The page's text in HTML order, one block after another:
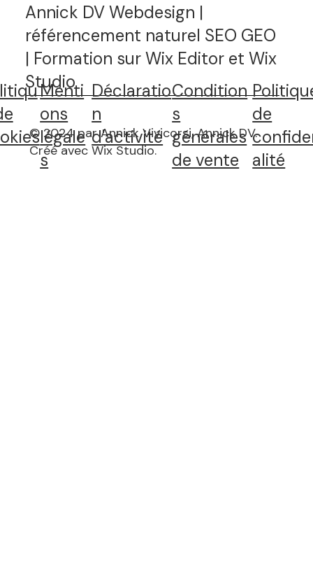
Annick DV Webdesign |
référencement naturel SEO GEO
| Formation sur Wix Editor et Wix
Studio
Menti
ons
légale
s
Déclaratio
n
d'activité
de
alité
Condition
s
générales
de vente
© 2024 par Annick Vivicorsi, Annick DV.
Créé avec Wix Studio.